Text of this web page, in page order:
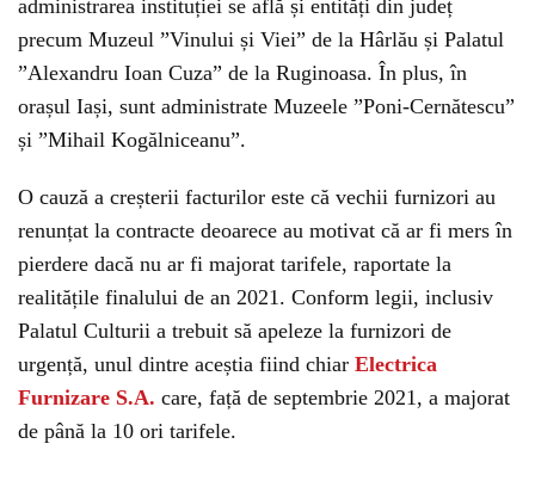
administrarea instituției se află și entități din județ
precum Muzeul ”Vinului și Viei” de la Hârlău și Palatul
”Alexandru Ioan Cuza” de la Ruginoasa. În plus, în
orașul Iași, sunt administrate Muzeele ”Poni-Cernătescu”
și ”Mihail Kogălniceanu”.
O cauză a creșterii facturilor este că vechii furnizori au
renunțat la contracte deoarece au motivat că ar fi mers în
pierdere dacă nu ar fi majorat tarifele, raportate la
realitățile finalului de an 2021. Conform legii, inclusiv
Palatul Culturii a trebuit să apeleze la furnizori de
urgență, unul dintre aceștia fiind chiar Electrica
Furnizare S.A. care, față de septembrie 2021, a majorat
de până la 10 ori tarifele.